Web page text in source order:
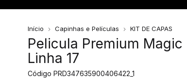
Início Capinhas e Películas KIT DE CAPAS
Pelicula Premium Magic
Linha 17
Código PRD347635900406422_1